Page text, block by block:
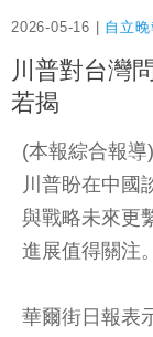
2026-05-16 | 自立晚
川普對台灣
若揭
(本報綜合報
川普盼在中國
與戰略未來更
進展值得關注。
華爾街日報表